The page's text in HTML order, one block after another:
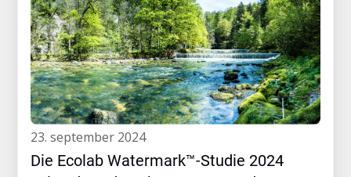
23. september 2024
Die Ecolab Watermark™-Studie 2024